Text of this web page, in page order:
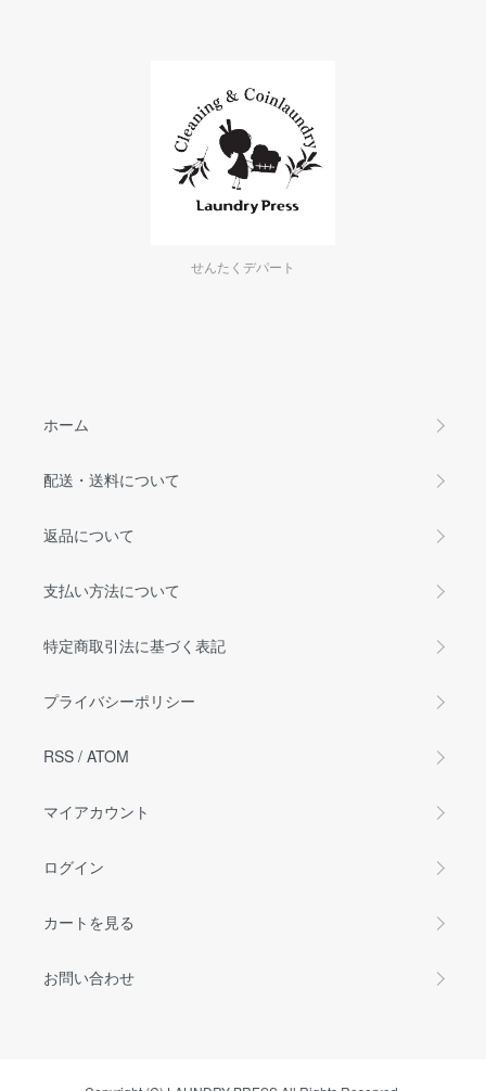
せんたくデパート
ホーム
配送・送料について
返品について
支払い方法について
特定商取引法に基づく表記
プライバシーポリシー
RSS / ATOM
マイアカウント
ログイン
カートを見る
お問い合わせ